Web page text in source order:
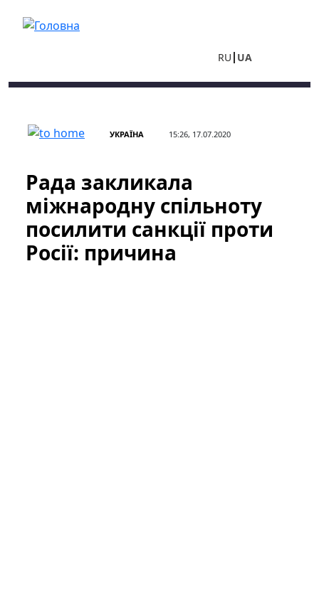
RU UA
УКРАЇНА 15:26, 17.07.2020
Рада закликала
міжнародну спільноту
посилити санкції проти
Росії: причина